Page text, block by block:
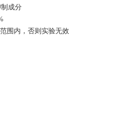
成分
围内，否则实验无效